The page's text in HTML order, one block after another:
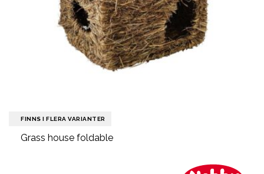
FINNS I FLERA VARIANTER
Grass house foldable